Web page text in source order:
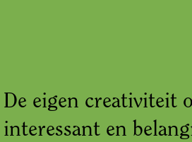
De eigen creativiteit
interessant en